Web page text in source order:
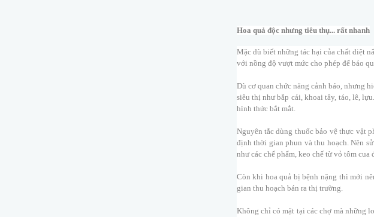
Hoa quả độc nhưng tiêu thụ... rất nhanh
Mặc dù biết những tác hại của chất diệt
với nồng độ vượt mức cho phép để bảo
Dù cơ quan chức năng cảnh báo, nhưng
siêu thị như bắp cải, khoai tây, táo, lê,
hình thức bắt mắt.
Nguyên tắc dùng thuốc bảo vệ thực vật
định thời gian phun và thu hoạch. Nên
như các chế phẩm, keo chế từ vỏ tôm cua
Còn khi hoa quả bị bệnh nặng thì mới
gian thu hoạch bán ra thị trường.
Không chỉ có mặt tại các chợ mà những